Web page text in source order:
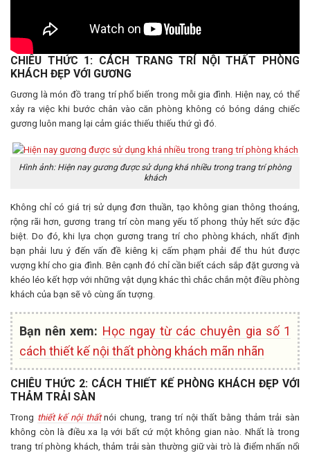
CHIÊU THỨC 1: CÁCH TRANG TRÍ NỘI THẤT PHÒNG
KHÁCH ĐẸP VỚI GƯƠNG
Gương là món đồ trang trí phổ biến trong mỗi gia đình. Hiện nay, có thể
xảy ra việc khi bước chân vào căn phòng không có bóng dáng chiếc
gương luôn mang lại cảm giác thiếu thiếu thứ gì đó.
Hình ảnh: Hiện nay gương được sử dụng khá nhiều trong trang trí phòng
khách
Không chỉ có giá trị sử dụng đơn thuần, tạo không gian thông thoáng,
rộng rãi hơn, gương trang trí còn mang yếu tố phong thủy hết sức đặc
biệt. Do đó, khi lựa chọn gương trang trí cho phòng khách, nhất định
bạn phải lưu ý đến vấn đề kiêng kị cấm phạm phải để thu hút được
vượng khí cho gia đình. Bên cạnh đó chỉ cần biết cách sắp đặt gương và
khéo léo kết hợp với những vật dụng khác thì chắc chắn một điều phòng
khách của bạn sẽ vô cùng ấn tượng.
Bạn nên xem: Học ngay từ các chuyên gia số 1
cách thiết kế nội thất phòng khách mãn nhãn
CHIÊU THỨC 2: CÁCH THIẾT KẾ PHÒNG KHÁCH ĐẸP VỚI
THẢM TRẢI SÀN
Trong thiết kế nội thấtnói chung, trang trí nội thất bằng thảm trải sàn
không còn là điều xa lạ với bất cứ một không gian nào. Nhất là trong
trang trí phòng khách, thảm trải sàn thường giữ vài trò là điểm nhấn nổi